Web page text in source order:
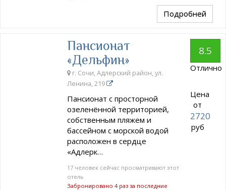
Подробней
Пансионат
«Дельфин»
г. Сочи, Адлерский район, ул.
Ленина, 219
Пансионат с просторной
озеленённой территорией,
собственным пляжем и
бассейном с морской водой
расположен в сердце
«Адлерк…
17 человек сейчас просматривают этот
отель
Забронировано 4 раз за последние
8.5
Отлично
Цена
от
2720
руб